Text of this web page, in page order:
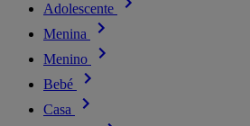
Adolescente
Menina
Menino
Bebé
Casa